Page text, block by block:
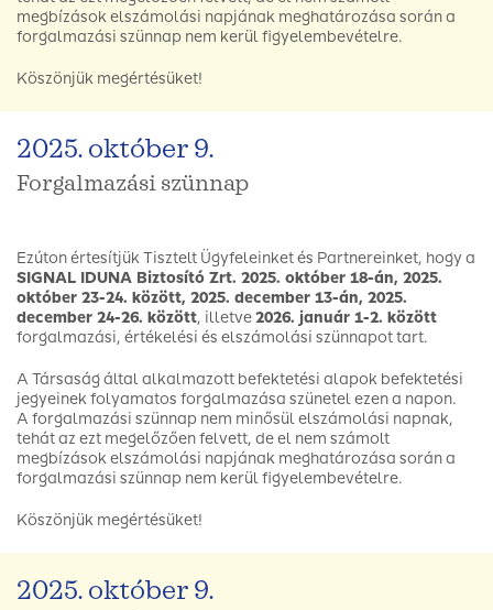
megbízások elszámolási napjának meghatározása során a
forgalmazási szünnap nem kerül figyelembevételre.
Köszönjük megértésüket!
2025. október 9.
Forgalmazási szünnap
Ezúton értesítjük Tisztelt Ügyfeleinket és Partnereinket, hogy a
SIGNAL IDUNA Biztosító Zrt. 2025. október 18-án, 2025.
október 23-24. között, 2025. december 13-án, 2025.
december 24-26. között, illetve2026. január 1-2. között
forgalmazási, értékelési és elszámolási szünnapot tart.
A Társaság által alkalmazott befektetési alapok befektetési
jegyeinek folyamatos forgalmazása szünetel ezen a napon.
A forgalmazási szünnap nem minősül elszámolási napnak,
tehát az ezt megelőzően felvett, de el nem számolt
megbízások elszámolási napjának meghatározása során a
forgalmazási szünnap nem kerül figyelembevételre.
Köszönjük megértésüket!
2025. október 9.